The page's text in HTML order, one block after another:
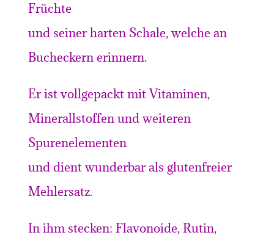
Früchte
und seiner harten Schale, welche an
Bucheckern erinnern.
Er ist vollgepackt mit Vitaminen,
Minerallstoffen und weiteren
Spurenelementen
und dient wunderbar als glutenfreier
Mehlersatz.
In ihm stecken: Flavonoide, Rutin,